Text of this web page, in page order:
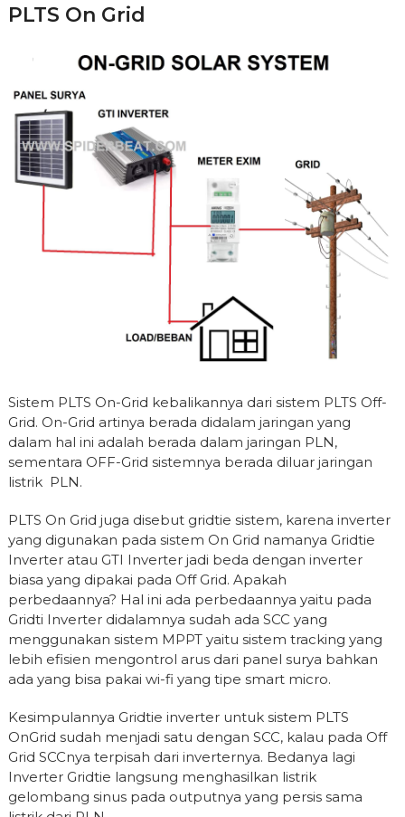
PLTS On Grid
Sistem PLTS On-Grid kebalikannya dari sistem PLTS Off-
Grid. On-Grid artinya berada didalam jaringan yang
dalam hal ini adalah berada dalam jaringan PLN,
sementara OFF-Grid sistemnya berada diluar jaringan
listrik PLN.
PLTS On Grid juga disebut gridtie sistem, karena inverter
yang digunakan pada sistem On Grid namanya Gridtie
Inverter atau GTI Inverter jadi beda dengan inverter
biasa yang dipakai pada Off Grid. Apakah
perbedaannya? Hal ini ada perbedaannya yaitu pada
Gridti Inverter didalamnya sudah ada SCC yang
menggunakan sistem MPPT yaitu sistem tracking yang
lebih efisien mengontrol arus dari panel surya bahkan
ada yang bisa pakai wi-fi yang tipe smart micro.
Kesimpulannya Gridtie inverter untuk sistem PLTS
OnGrid sudah menjadi satu dengan SCC, kalau pada Off
Grid SCCnya terpisah dari inverternya. Bedanya lagi
Inverter Gridtie langsung menghasilkan listrik
gelombang sinus pada outputnya yang persis sama